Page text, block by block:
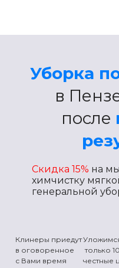
Скидка 15% на
химчистку
генеральной
только
честные
Клинеры приедут
в оговоренное
с Вами время
Уборка
в
после